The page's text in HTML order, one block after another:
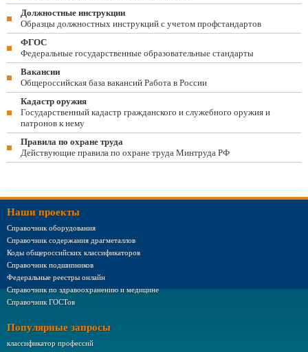
Должностные инструкции
Образцы должностных инструкций с учетом профстандартов
ФГОС
Федеральные государственные образовательные стандарты
Вакансии
Общероссийская база вакансий Работа в России
Кадастр оружия
Государственный кадастр гражданского и служебного оружия и
патронов к нему
Правила по охране труда
Действующие правила по охране труда Минтруда РФ
Наши проекты
Справочник оборудования
Справочник содержания драгметаллов
Коды общероссийских классификаторов
Справочник подшипников
Федеральные реестры онлайн
Справочник по здравоохранению и медицине
Справочник ГОСТов
Популярные запросы
классификатор профессий